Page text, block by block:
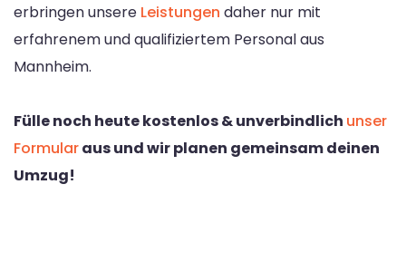
erbringen unsere Leistungen daher nur mit
erfahrenem und qualifiziertem Personal aus
Mannheim.
Fülle noch heute kostenlos & unverbindlich unser
Formularaus und wir planen gemeinsam deinen
Umzug!